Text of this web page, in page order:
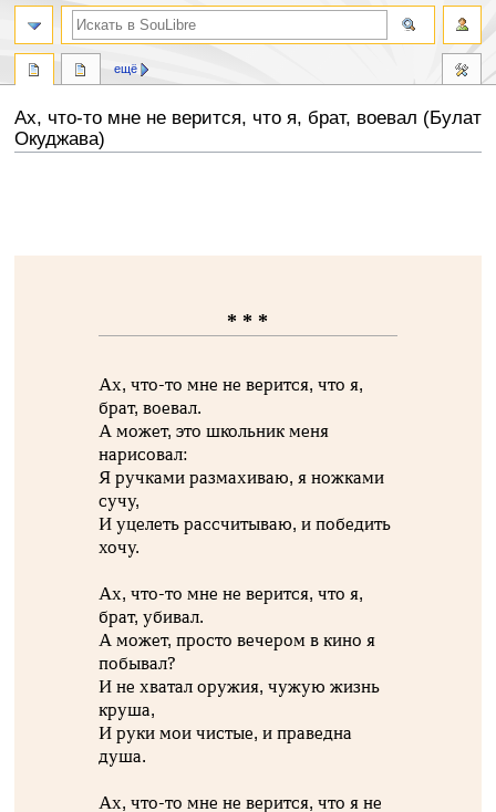
Ах, что-то мне не верится, что я, брат, воевал (Булат
Окуджава)
* * *
Ах, что-то мне не верится, что я,
брат, воевал.
А может, это школьник меня
нарисовал:
Я ручками размахиваю, я ножками
сучу,
И уцелеть рассчитываю, и победить
хочу.
Ах, что-то мне не верится, что я,
брат, убивал.
А может, просто вечером в кино я
побывал?
И не хватал оружия, чужую жизнь
круша,
И руки мои чистые, и праведна
душа.
Ах, что-то мне не верится, что я не
ещё